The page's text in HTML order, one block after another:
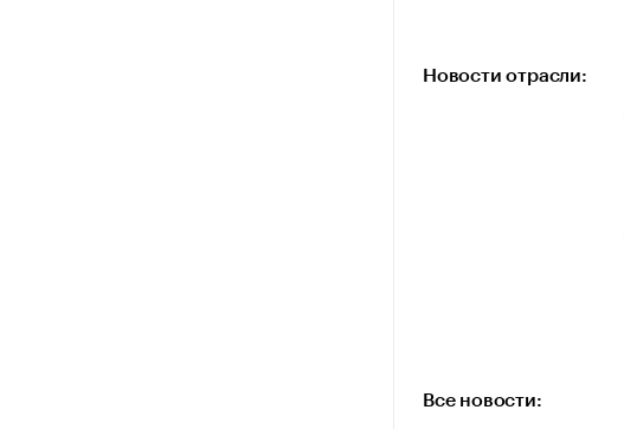
Новости отрасли:
Все новости: